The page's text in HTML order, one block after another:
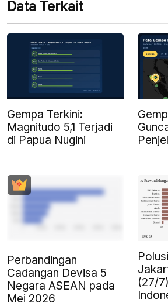
Data Terkait
Gempa Terkini:
Magnitudo 5,1 Terjadi
di Papua Nugini
Perbandingan
Cadangan Devisa 5
Negara ASEAN pada
Mei 2026
(27/